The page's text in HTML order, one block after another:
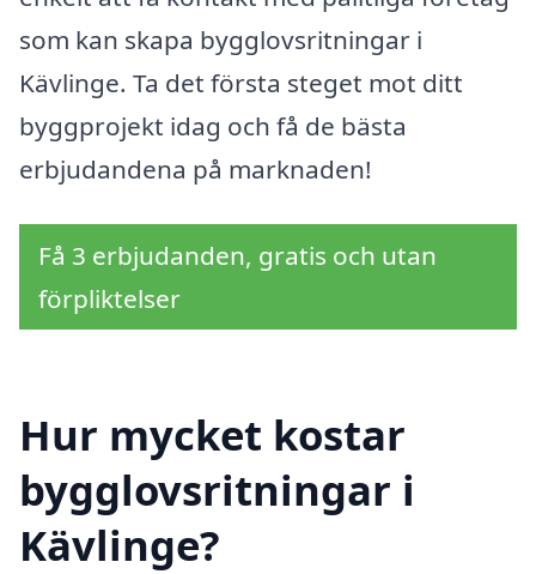
som kan skapa bygglovsritningar i
Kävlinge. Ta det första steget mot ditt
byggprojekt idag och få de bästa
erbjudandena på marknaden!
Få 3 erbjudanden, gratis och utan
förpliktelser
Hur mycket kostar
bygglovsritningar i
Kävlinge?